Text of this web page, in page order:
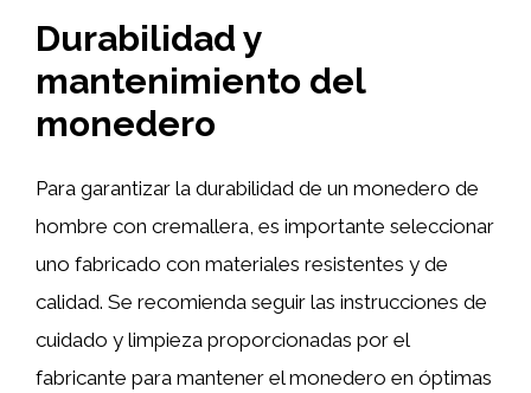
Durabilidad y
mantenimiento del
monedero
Para garantizar la durabilidad de un monedero de
hombre con cremallera, es importante seleccionar
uno fabricado con materiales resistentes y de
calidad. Se recomienda seguir las instrucciones de
cuidado y limpieza proporcionadas por el
fabricante para mantener el monedero en óptimas